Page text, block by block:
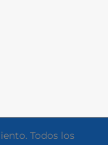
Todos los